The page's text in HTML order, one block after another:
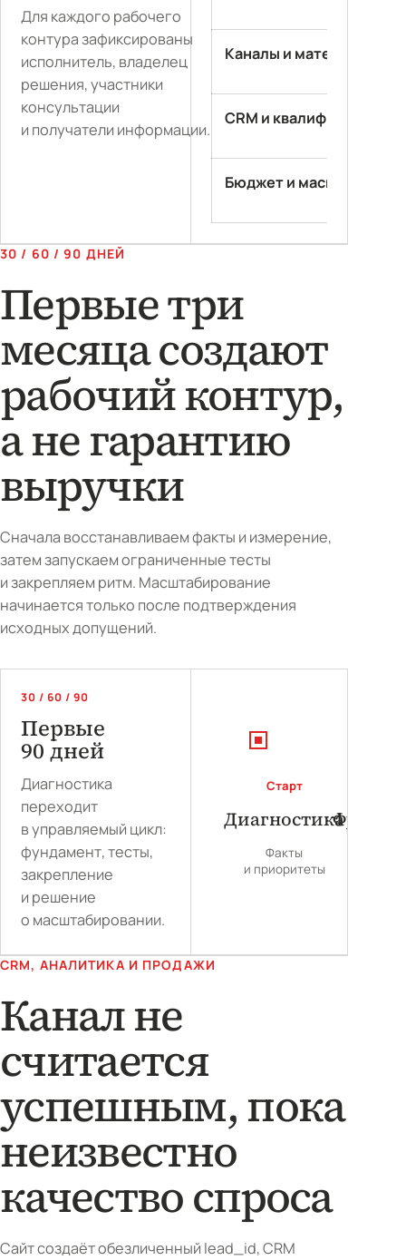
Для каждого рабочего
контура зафиксированы
исполнитель, владелец
решения, участники
консультации
и получатели информации.
Каналы и материалы
CRM и квалификация
Бюджет и масштаб
30 / 60 / 90 ДНЕЙ
Первые три
месяца создают
рабочий контур,
а не гарантию
выручки
Сначала восстанавливаем факты и измерение,
затем запускаем ограниченные тесты
и закрепляем ритм. Масштабирование
начинается только после подтверждения
исходных допущений.
30 / 60 / 90
Первые
90 дней
Диагностика
переходит
в управляемый цикл:
фундамент, тесты,
закрепление
и решение
о масштабировании.
Старт
Диагностика
Факты
и приоритеты
CRM, АНАЛИТИКА И ПРОДАЖИ
Канал не
считается
успешным, пока
неизвестно
качество спроса
Сайт создаёт обезличенный lead_id, CRM